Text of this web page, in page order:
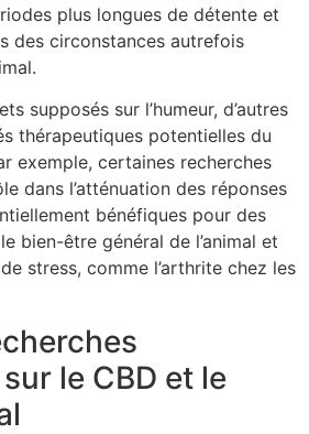
plus longues de détente et
des circonstances autrefois
supposés sur l’humeur, d’autres
thérapeutiques potentielles du
exemple, certaines recherches
dans l’atténuation des réponses
bénéfiques pour des
bien-être général de l’animal et
stress, comme l’arthrite chez les
le CBD et le